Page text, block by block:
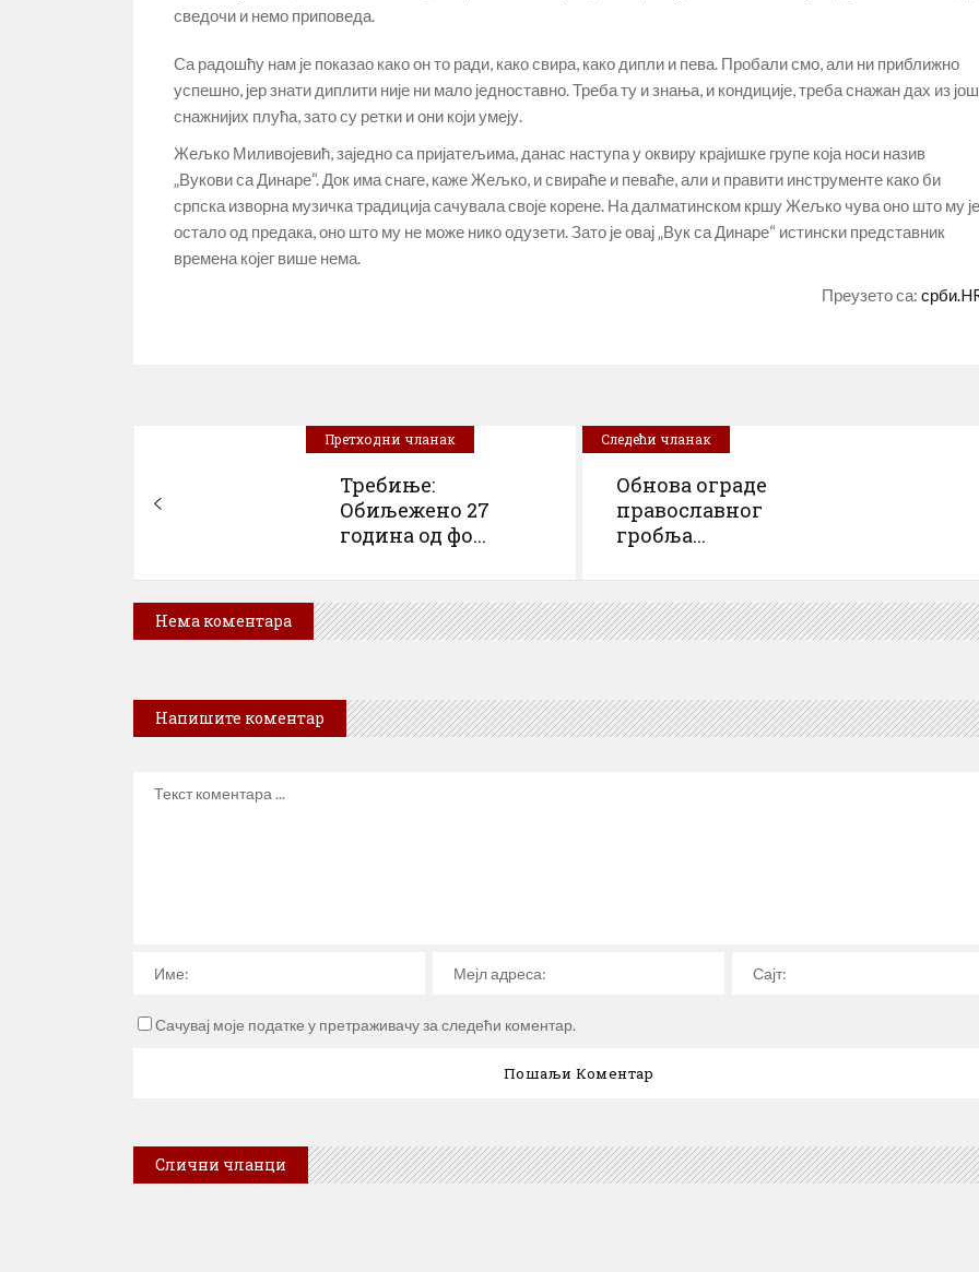
сведочи и немо приповеда.
Са радошћу нам је показао како он то ради, како свира, како дипли и пева. Пробали смо, али ни приближно
успешно, јер знати диплити није ни мало једноставно. Треба ту и знања, и кондиције, треба снажан дах из још
снажнијих плућа, зато су ретки и они који умеју.
Жељко Миливојевић, заједно са пријатељима, данас наступа у оквиру крајишке групе која носи назив
„Вукови са Динаре“. Док има снаге, каже Жељко, и свираће и певаће, али и правити инструменте како би
српска изворна музичка традиција сачувала своје корене. На далматинском кршу Жељко чува оно што му је
остало од предака, оно што му не може нико одузети. Зато је овај „Вук са Динаре“ истински представник
времена којег више нема.
Преузето са:
Претходни чланак
Требиње:
Обиљежено 27
година од фо...
Следећи чланак
Обнова ограде
православног
гробља...
Нема коментара
Напишите коментар
Сачувај моје податке у претраживачу за следећи коментар.
Слични чланци